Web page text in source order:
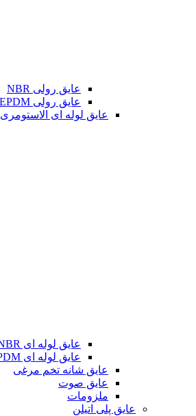
عایق رولی NBR
عایق رولی EPDM
عایق لوله ای الاستومری
عایق لوله ای NBR
عایق لوله ای EPDM
عایق شانه تخم مرغی
عایق صوت
ملزومات
عایق پلی اتیلن